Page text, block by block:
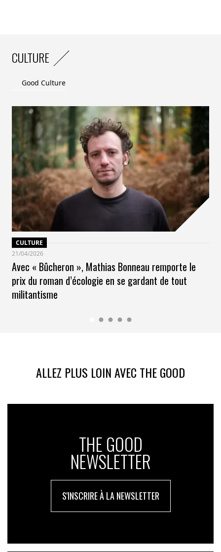
CULTURE
Good Culture
CULTURE
21/04/2026
Avec « Bûcheron », Mathias Bonneau remporte le
prix du roman d’écologie en se gardant de tout
militantisme
ALLEZ PLUS LOIN AVEC THE GOOD
THE GOOD
NEWSLETTER
S'INSCRIRE À LA NEWSLETTER